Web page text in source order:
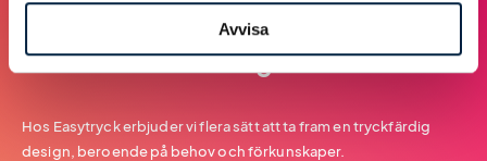
Avvisa
Design
Hos Easytryck erbjuder vi flera sätt att ta fram en tryckfärdig
design, beroende på behov och förkunskaper.